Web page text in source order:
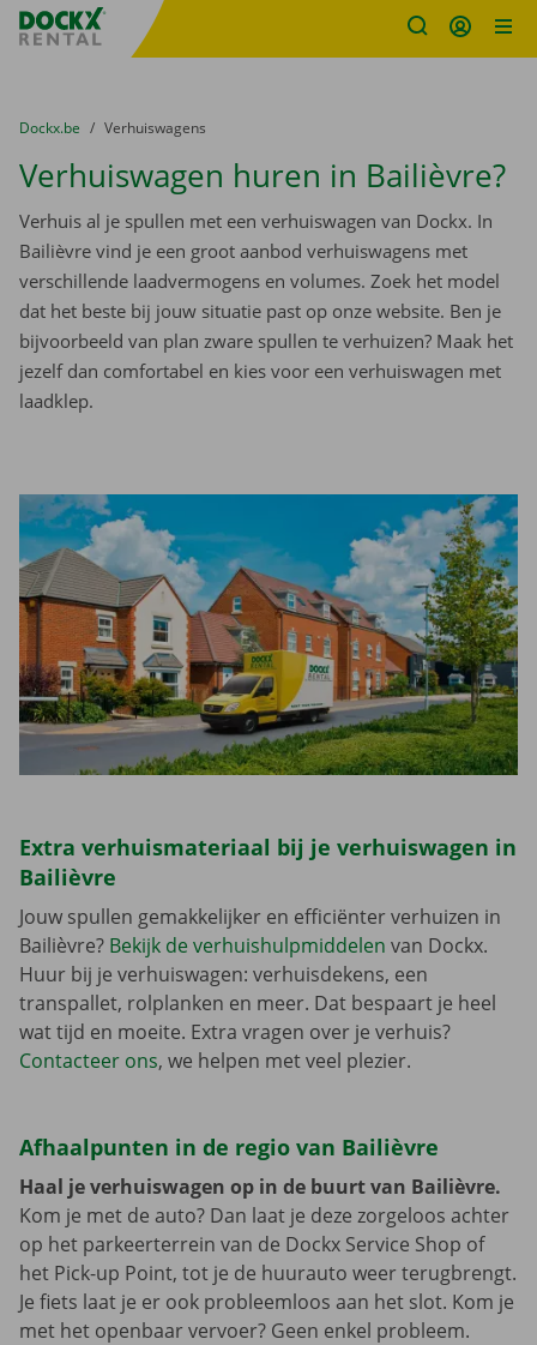
Fratello DEMO
U bevindt zich hier:
van
Dockx.be naar
Verhuiswagens
Verhuiswagen huren in Bailièvre?
Verhuis al je spullen met een verhuiswagen van Dockx. In
Bailièvre vind je een groot aanbod verhuiswagens met
verschillende laadvermogens en volumes. Zoek het model
dat het beste bij jouw situatie past op onze website. Ben je
bijvoorbeeld van plan zware spullen te verhuizen? Maak het
jezelf dan comfortabel en kies voor een verhuiswagen met
laadklep.
Extra verhuismateriaal bij je verhuiswagen in
Bailièvre
Jouw spullen gemakkelijker en efficiënter verhuizen in
Bailièvre? Bekijk de verhuishulpmiddelen van Dockx.
Huur bij je verhuiswagen: verhuisdekens, een
transpallet, rolplanken en meer. Dat bespaart je heel
wat tijd en moeite. Extra vragen over je verhuis?
Contacteer ons, we helpen met veel plezier.
Afhaalpunten in de regio van Bailièvre
Haal je verhuiswagen op in de buurt van Bailièvre.
Kom je met de auto? Dan laat je deze zorgeloos achter
op het parkeerterrein van de Dockx Service Shop of
het Pick-up Point, tot je de huurauto weer terugbrengt.
Je fiets laat je er ook probleemloos aan het slot. Kom je
met het openbaar vervoer? Geen enkel probleem.